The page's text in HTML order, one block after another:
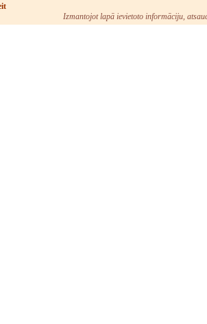
Izmantojot lapā ievietoto informāciju,